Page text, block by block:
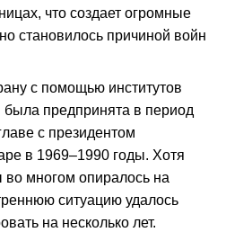
что создает огромные
становилось причиной войн
с помощью институтов
была предпринята в период
с президентом
в 1969–1990 годы. Хотя
во многом опиралось на
ситуацию удалось
на несколько лет.